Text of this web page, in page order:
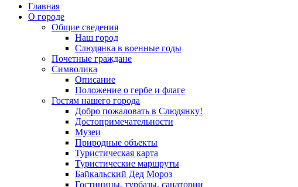
Главная
О городе
Общие сведения
Наш город
Слюдянка в военные годы
Почетные граждане
Символика
Описание
Положение о гербе и флаге
Гостям нашего города
Добро пожаловать в Слюдянку!
Достопримечательности
Музеи
Природные объекты
Туристическая карта
Туристические маршруты
Байкальский Дед Мороз
Гостиницы, турбазы, санатории